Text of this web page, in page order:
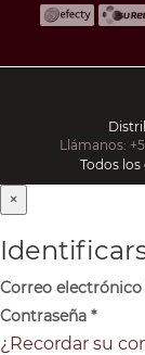
Llámanos:
Todos
×
Correo electrónico
Contraseña *
¿Recordar su